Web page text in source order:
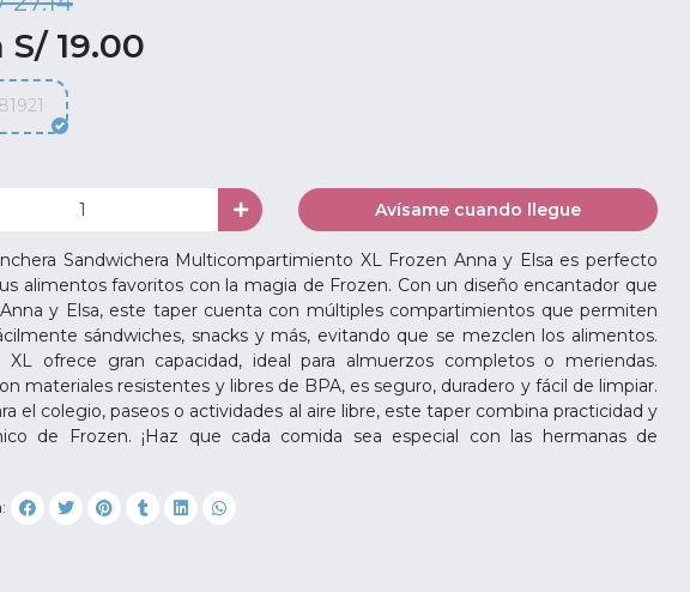
19.00
Avísame cuando llegue
Sandwichera Multicompartimiento XL Frozen Anna y Elsa es perfecto
alimentos favoritos con la magia de Frozen. Con un diseño encantador que
y Elsa, este taper cuenta con múltiples compartimientos que permiten
sándwiches, snacks y más, evitando que se mezclen los alimentos.
XL ofrece gran capacidad, ideal para almuerzos completos o meriendas.
materiales resistentes y libres de BPA, es seguro, duradero y fácil de limpiar.
el colegio, paseos o actividades al aire libre, este taper combina practicidad y
de Frozen. ¡Haz que cada comida sea especial con las hermanas de